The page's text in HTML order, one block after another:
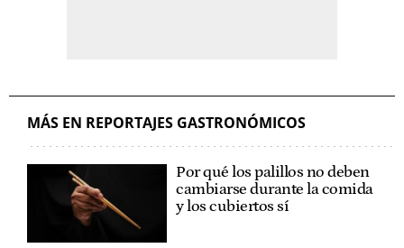
MÁS EN REPORTAJES GASTRONÓMICOS
Por qué los palillos no deben
cambiarse durante la comida
y los cubiertos sí